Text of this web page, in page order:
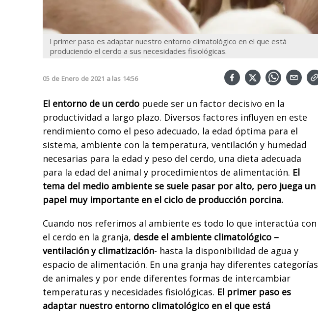
l primer paso es adaptar nuestro entorno climatológico en el que está
produciendo el cerdo a sus necesidades fisiológicas.
05 de Enero de 2021 a las 14:56
El entorno de un cerdo puede ser un factor decisivo en la
productividad a largo plazo. Diversos factores influyen en este
rendimiento como el peso adecuado, la edad óptima para el
sistema, ambiente con la temperatura, ventilación y humedad
necesarias para la edad y peso del cerdo, una dieta adecuada
para la edad del animal y procedimientos de alimentación. El
tema del medio ambiente se suele pasar por alto, pero juega un
papel muy importante en el ciclo de producción porcina.
Cuando nos referimos al ambiente es todo lo que interactúa con
el cerdo en la granja, desde el ambiente climatológico –
ventilación y climatización- hasta la disponibilidad de agua y
espacio de alimentación. En una granja hay diferentes categorías
de animales y por ende diferentes formas de intercambiar
temperaturas y necesidades fisiológicas. El primer paso es
adaptar nuestro entorno climatológico en el que está